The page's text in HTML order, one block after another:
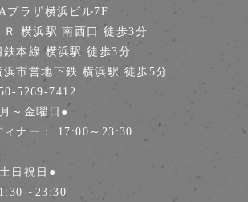
プラザ横浜ビル7F
Ｒ 横浜駅 南西口 徒歩3分
鉄本線 横浜駅 徒歩3分
浜市営地下鉄 横浜駅 徒歩5分
5269-7412
～金曜日●
ィナー： 17:00～23:30
日祝日●
～23:30